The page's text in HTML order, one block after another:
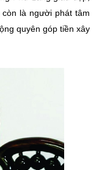
là người phát tâm
quyên góp tiền xây